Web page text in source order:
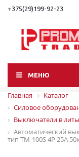
+375(29)199-92-23
МЕНЮ
Главная
Каталог
Силовое
Выключатели в
Автоматический
тип TM-100S 4P 25А